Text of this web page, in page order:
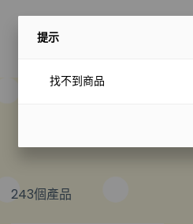
243個產品
提示
找不到商品